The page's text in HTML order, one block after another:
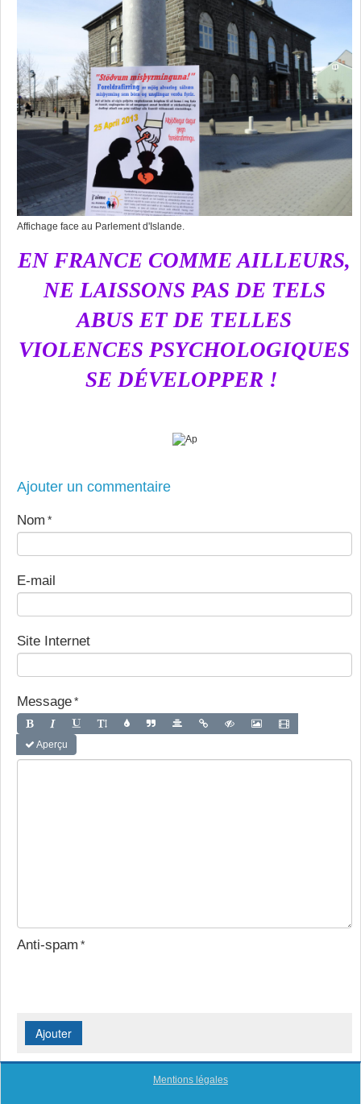
Affichage face au Parlement d'Islande.
EN FRANCE COMME AILLEURS,
NE LAISSONS PAS DE TELS
ABUS ET DE TELLES
VIOLENCES PSYCHOLOGIQUES
SE DÉVELOPPER !
Ajouter un commentaire
Nom
E-mail
Site Internet
Message
Aperçu
Anti-spam
Mentions légales